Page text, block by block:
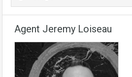
Agent Jeremy Loiseau